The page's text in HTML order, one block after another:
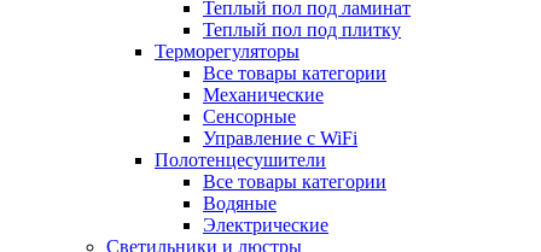
Теплый пол под ламинат
Теплый пол под плитку
Терморегуляторы
Все товары категории
Механические
Сенсорные
Управление с WiFi
Полотенцесушители
Все товары категории
Водяные
Электрические
Светильники и люстры